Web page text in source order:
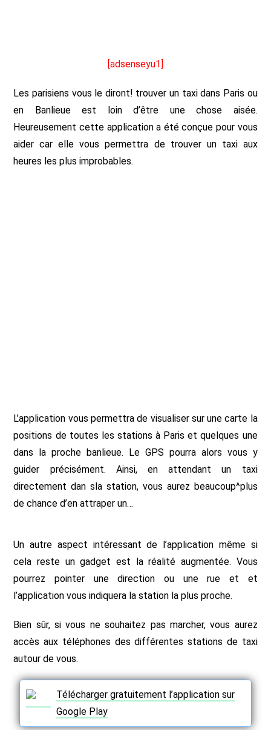
[adsenseyu1]
Les parisiens vous le diront! trouver un taxi dans Paris ou
en Banlieue est loin d’être une chose aisée.
Heureusement cette application a été conçue pour vous
aider car elle vous permettra de trouver un taxi aux
heures les plus improbables.
L’application vous permettra de visualiser sur une carte la
positions de toutes les stations à Paris et quelques une
dans la proche banlieue. Le GPS pourra alors vous y
guider précisément. Ainsi, en attendant un taxi
directement dan sla station, vous aurez beaucoup^plus
de chance d’en attraper un…
Un autre aspect intéressant de l’application même si
cela reste un gadget est la réalité augmentée. Vous
pourrez pointer une direction ou une rue et et
l’application vous indiquera la station la plus proche.
Bien sûr, si vous ne souhaitez pas marcher, vous aurez
accès aux téléphones des différentes stations de taxi
autour de vous.
Télécharger gratuitement l’application sur
Google Play